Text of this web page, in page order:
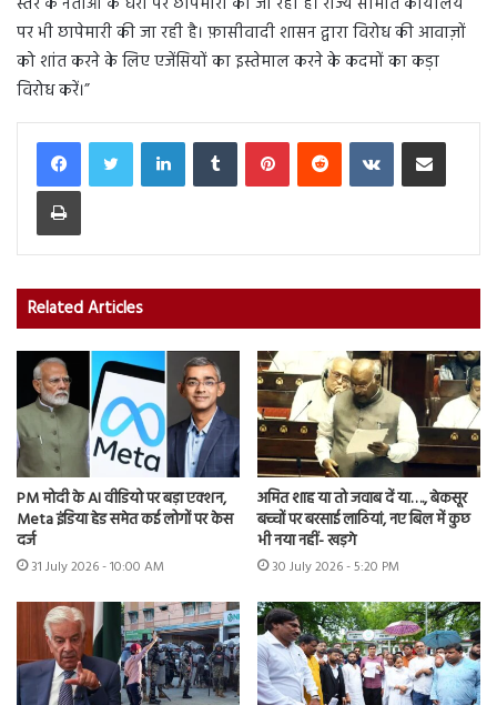
पर भी छापेमारी की जा रही है। फ़ासीवादी शासन द्वारा विरोध की आवाज़ों
को शांत करने के लिए एजेंसियों का इस्तेमाल करने के कदमों का कड़ा
विरोध करें।”
LinkedInTumblr PinterestReddit VKontakteShare via Email
Print
Related Articles
PM मोदी के AI वीडियो पर बड़ा एक्शन,
Meta इंडिया हेड समेत कई लोगों पर केस
दर्ज
31 July 2026 - 10:00 AM
अमित शाह या तो जवाब दें या…., बेकसूर
बच्चों पर बरसाई लाठियां, नए बिल में कुछ
भी नया नहीं- खड़गे
30 July 2026 - 5:20 PM